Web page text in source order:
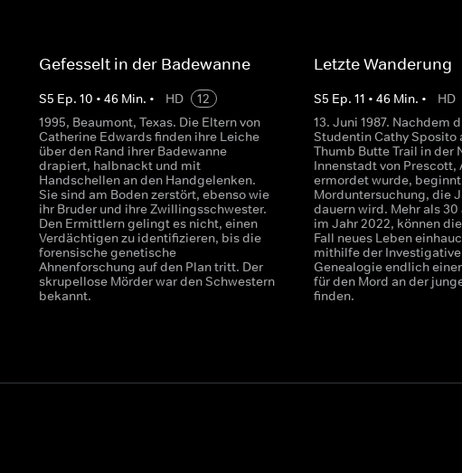
Gefesselt in der Badewanne
S5 Ep.10 •46 Min. • HD
12
1995, Beaumont, Texas. Die Eltern von
Catherine Edwards finden ihre Leiche
über den Rand ihrer Badewanne
drapiert, halbnackt und mit
Handschellen an den Handgelenken.
Sie sind am Boden zerstört, ebenso wie
ihr Bruder und ihre Zwillingsschwester.
Den Ermittlern gelingt es nicht, einen
Verdächtigen zu identifizieren, bis die
forensische genetische
Ahnenforschung auf den Plan tritt. Der
skrupellose Mörder war den Schwestern
bekannt.
Letzte Wanderung
S5 Ep. 11 • 46Min. • HD
13. Juni 1987. Nachdem
Studentin Cathy Sposito
Thumb Butte Trail in der
Innenstadt von Prescott,
ermordet wurde,
Morduntersuchung, die
dauern wird. Mehr als 30
im Jahr 2022, können
Fall neues Leben
mithilfe der
Genealogie endlich
für den Mord an der
finden.